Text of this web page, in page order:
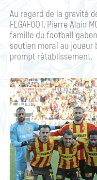
Au regard de la gravité
FEGAFOOT, Pierre Alain
famille du football
soutien moral au joueur
prompt rétablissement.